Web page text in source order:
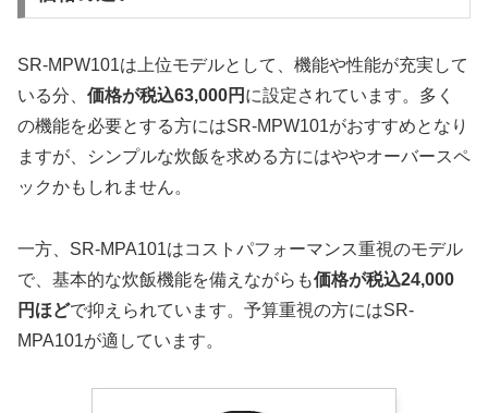
SR-MPW101は上位モデルとして、機能や性能が充実して
いる分、 価格が税込63,000円 に設定されています。多く
の機能を必要とする方にはSR-MPW101がおすすめとなり
ますが、シンプルな炊飯を求める方にはややオーバースペ
ックかもしれません。
一方、SR-MPA101はコストパフォーマンス重視のモデル
で、基本的な炊飯機能を備えながらも価格が税込24,000
円ほどで抑えられています。予算重視の方にはSR-
MPA101が適しています。